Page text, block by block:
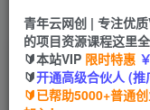
首页 创业课程 会员
（6543期）不起
一段宠物视频配
青年云网创 | 专注优
的项目资源课程这里全
🔰本站VIP 限时特惠
🔰开通高级合伙人 (推
🔰已帮助5000+普通